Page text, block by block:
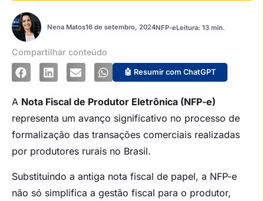
Nena Matos16 de setembro, 2024NFP-e
Compartilhar conteúdo
🤖 Resumir com ChatGPT
A Nota Fiscal de Produtor Eletrônica (NFP-e)
representa um avanço significativo no processo de
formalização das transações comerciais realizadas
por produtores rurais no Brasil.
Substituindo a antiga nota fiscal de papel, a NFP-e
não só simplifica a gestão fiscal para o produtor,